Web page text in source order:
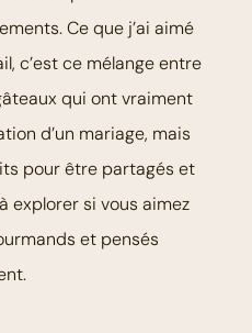
Ce que j’ai aimé
c’est ce mélange entre
qui ont vraiment
d’un mariage, mais
pour être partagés et
explorer si vous aimez
et pensés